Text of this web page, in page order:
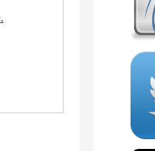
pour Femme, 25 мл.